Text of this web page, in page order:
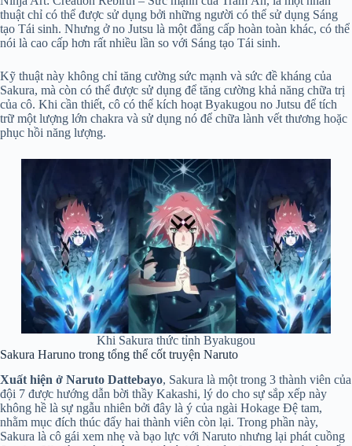
thuật chỉ có thể được sử dụng bởi những người có thể sử dụng Sáng
tạo Tái sinh. Nhưng ở no Jutsu là một đẳng cấp hoàn toàn khác, có thể
nói là cao cấp hơn rất nhiều lần so với Sáng tạo Tái sinh.
Kỹ thuật này không chỉ tăng cường sức mạnh và sức đề kháng của
Sakura, mà còn có thể được sử dụng để tăng cường khả năng chữa trị
của cô. Khi cần thiết, cô có thể kích hoạt Byakugou no Jutsu để tích
trữ một lượng lớn chakra và sử dụng nó để chữa lành vết thương hoặc
phục hồi năng lượng.
Khi Sakura thức tỉnh Byakugou
Sakura Haruno trong tổng thể cốt truyện Naruto
Xuất hiện ở Naruto Dattebayo, Sakura là một trong 3 thành viên của
đội 7 được hướng dẫn bời thầy Kakashi, lý do cho sự sắp xếp này
không hề là sự ngẫu nhiên bởi đây là ý của ngài Hokage Đệ tam,
nhằm mục đích thúc đẩy hai thành viên còn lại. Trong phần này,
Sakura là cô gái xem nhẹ và bạo lực với Naruto nhưng lại phát cuồng